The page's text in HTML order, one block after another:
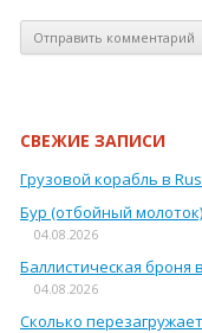
СВЕЖИЕ ЗАПИСИ
Грузовой корабль в
Бур (отбойный
04.08.2026
Баллистическая броня
04.08.2026
Сколько